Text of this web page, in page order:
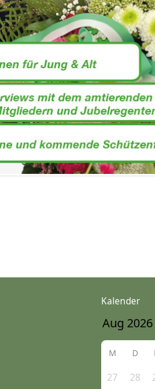
Kalender
M D
27 28